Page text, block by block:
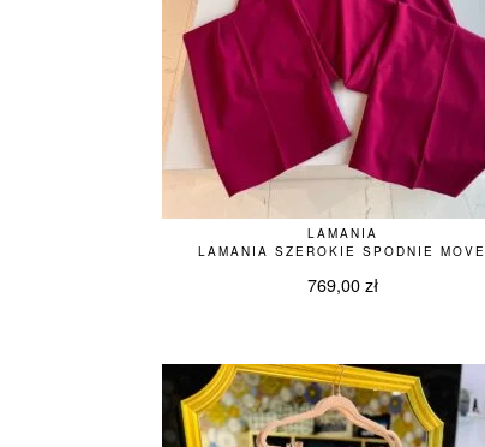
LAMANIA
LAMANIA SZEROKIE SPODNIE MOVE
769,00 zł